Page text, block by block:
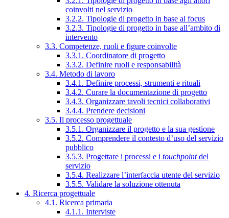
coinvolti nel servizio
3.2.2. Tipologie di progetto in base al focus
3.2.3. Tipologie di progetto in base all’ambito di
intervento
3.3. Competenze, ruoli e figure coinvolte
3.3.1. Coordinatore di progetto
3.3.2. Definire ruoli e responsabilità
3.4. Metodo di lavoro
3.4.1. Definire processi, strumenti e rituali
3.4.2. Curare la documentazione di progetto
3.4.3. Organizzare tavoli tecnici collaborativi
3.4.4. Prendere decisioni
3.5. Il processo progettuale
3.5.1. Organizzare il progetto e la sua gestione
3.5.2. Comprendere il contesto d’uso del servizio
pubblico
3.5.3. Progettare i processi e i touchpointdel
servizio
3.5.4. Realizzare l’interfaccia utente del servizio
3.5.5. Validare la soluzione ottenuta
4. Ricerca progettuale
4.1. Ricerca primaria
4.1.1. Interviste